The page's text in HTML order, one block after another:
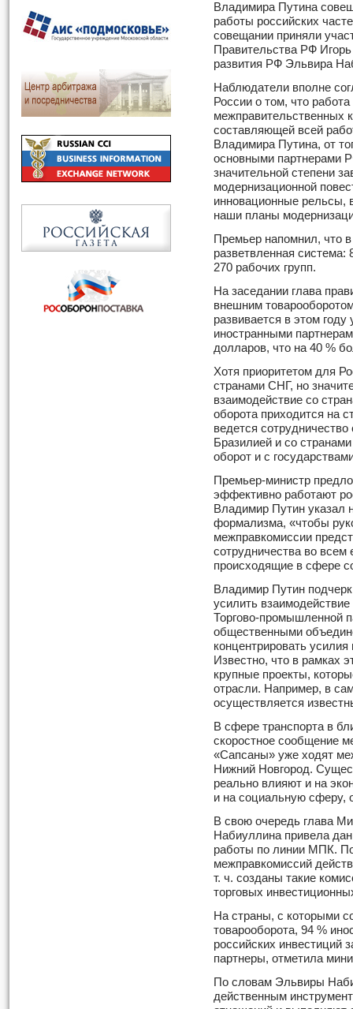
Владимира Путина
работы российских
совещании приняли
Правительства РФ
развития РФ Эльвира
Наблюдатели вполне
России о том, что
межправительственных
составляющей всей
Владимира Путина, от
основными партнерами
значительной степени
модернизационной
инновационные рельсы,
наши планы
Премьер напомнил, что
разветвленная
270 рабочих групп.
На заседании глава
внешним
развивается в этом
иностранными
долларов, что на 40 %
Хотя приоритетом для
странами СНГ, но
взаимодействие со
оборота приходится на
ведется
Бразилией и со
оборот и с
Премьер-министр
эффективно работают
Владимир Путин указал
формализма, «чтобы
межправкомиссии
сотрудничества во всем
происходящие в сфере
Владимир Путин
усилить
Торгово-промышленной
общественными
концентрировать
Известно, что в рамках
крупные проекты,
отрасли. Например, в
осуществляется
В сфере транспорта в
скоростное сообщение
«Сапсаны» уже ходят
Нижний Новгород.
реально влияют и на
и на социальную сферу,
В свою очередь глава
Набиуллина привела
работы по линии МПК.
межправкомиссий
т. ч. созданы такие
торговых
На страны, с которыми
товарооборота, 94 %
российских инвестиций
партнеры, отметила
По словам Эльвиры
действенным